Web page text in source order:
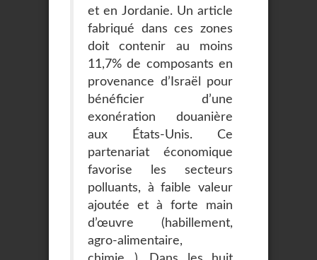
et en Jordanie. Un article
fabriqué dans ces zones
doit contenir au moins
11,7% de composants en
provenance d’Israël pour
bénéficier d’une
exonération douanière
aux États-Unis. Ce
partenariat économique
favorise les secteurs
polluants, à faible valeur
ajoutée et à forte main
d’œuvre (habillement,
agro-alimentaire,